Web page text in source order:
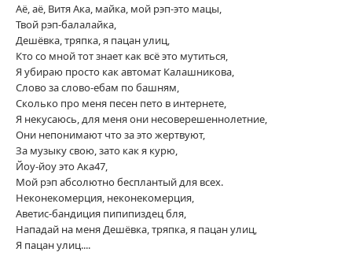
Аё, аё, Витя Ака, майка, мой рэп-это мацы,
Твой рэп-балалайка,
Дешёвка, тряпка, я пацан улиц,
Кто со мной тот знает как всё это мутиться,
Я убираю просто как автомат Калашникова,
Слово за слово-ебам по башням,
Сколько про меня песен пето в интернете,
Я некусаюсь, для меня они несоверешеннолетние,
Они непонимают что за это жертвуют,
За музыку свою, зато как я курю,
Йоу-йоу это Ака47,
Мой рэп абсолютно бесплантый для всех.
Неконекомерция, неконекомерция,
Аветис-бандиция пипипиздец бля,
Нападай на меня Дешёвка, тряпка, я пацан улиц,
Я пацан улиц....